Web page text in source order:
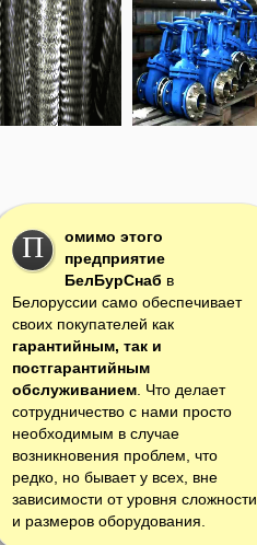
П
омимо этого
предприятие
БелБурСнаб в
Белоруссии само обеспечивает
своих покупателей как
гарантийным, так и
постгарантийным
обслуживанием. Что делает
сотрудничество с нами просто
необходимым в случае
возникновения проблем, что
редко, но бывает у всех, вне
зависимости от уровня сложности
и размеров оборудования.